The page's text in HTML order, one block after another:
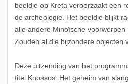
beeldje op Kreta veroorzaakt een
de archeologie. Het beeldje blijkt
alle andere Minoïsche voorwerpen
Zouden al die bijzondere objecten
Deze uitzending van het
titel Knossos. Het geheim van